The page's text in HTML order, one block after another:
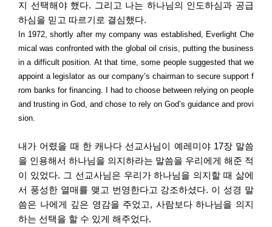
지 선택해야 했다. 그리고 나는 하나님의 인도하심과 공급
하심을 믿고 따르기로 결심했다.
In 1972, shortly after my company was established, Everlight Che
mical was confronted with the global oil crisis, putting the business
in a difficult position. At that time, some people suggested that we
appoint a legislator as our company’s chairman to secure support f
rom banks for financing. I had to choose between relying on people
and trusting in God, and chose to rely on God’s guidance and provi
sion.
내가 어렸을 때 한 캐나다 선교사님이 예레미야17장 말씀
을 인용해서 하나님을 의지하라는 말씀을 우리에게 해준 적
이 있었다. 그 선교사님은 우리가 하나님을 의지할 때 삶에
서 풍성한 열매를 맺고 번영한다고 강조하셨다. 이 성경 말
씀은 나에게 깊은 영감을 주었고, 사람보다 하나님을 의지
하는 선택을 할 수 있게 해주었다.